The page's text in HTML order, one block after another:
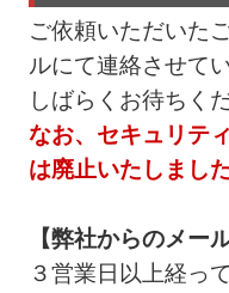
ご依頼いただいた
ルにて連絡させて
しばらくお待ちく
なお、セキュリテ
は廃止いたしまし
【弊社からのメー
３営業日以上経っ